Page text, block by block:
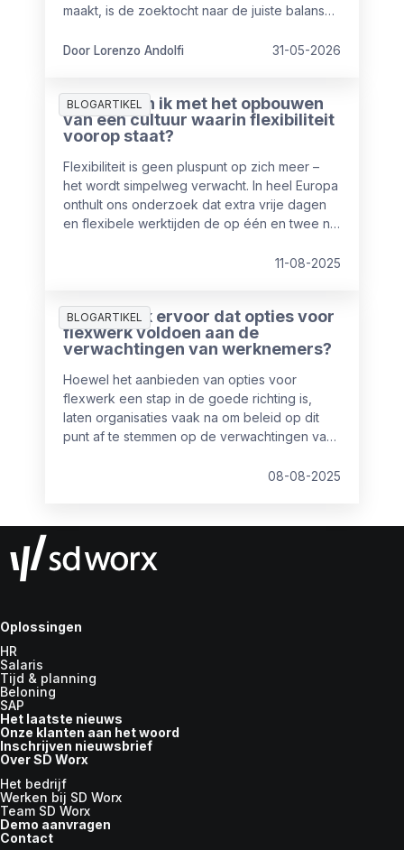
maakt, is de zoektocht naar de juiste balans
Door Lorenzo Andolfi 31-05-2026
BLOGARTIKEL
Waar begin ik met het opbouwen
van een cultuur waarin flexibiliteit
voorop staat?
Flexibiliteit is geen pluspunt op zich meer –
het wordt simpelweg verwacht. In heel Europa
onthult ons onderzoek dat extra vrije dagen
en flexibele werktijden de op één en twee na
direct na salaris als hoogste prioriteit. Echter
werk/privé.
11-08-2025
BLOGARTIKEL
Hoe zorg ik ervoor dat opties voor
flexwerk voldoen aan de
verwachtingen van werknemers?
Hoewel het aanbieden van opties voor
flexwerk een stap in de goede richting is,
laten organisaties vaak na om beleid op dit
punt af te stemmen op de verwachtingen van
behoorlijke kloof: terwijl 62% van de
voor 43% realiseerbaar. Zo waardeert 60%
van de werknemers flexwerk, maar slechts
43% kan er van profiteren.
08-08-2025
Oplossingen
HR
Salaris
Tijd & planning
Beloning
SAP
Het laatste nieuws
Onze klanten aan het woord
Inschrijven nieuwsbrief
Over SD Worx
Het bedrijf
Werken bij SD Worx
Team SD Worx
Demo aanvragen
Contact